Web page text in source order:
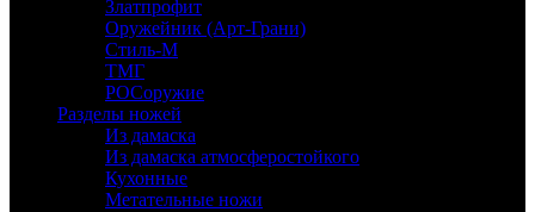
Златпрофит
Оружейник (Арт-Грани)
Стиль-М
ТМГ
РОСоружие
Разделы ножей
Из дамаска
Из дамаска атмосферостойкого
Кухонные
Метательные ножи